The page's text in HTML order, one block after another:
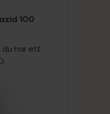
100
du har ett